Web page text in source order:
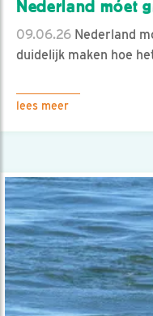
Nederland móet
09.06.26 Nederland
duidelijk maken hoe
lees meer